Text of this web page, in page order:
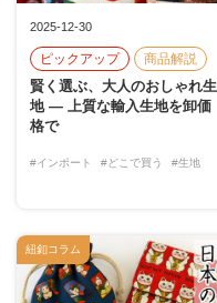
2025-12-30
ピックアップ 商品解説
賢く選ぶ、大人のおしゃれ生
地 — 上質な輸入生地を卸価
格で
#インポート #どこで買う #生地
紐釦コラム